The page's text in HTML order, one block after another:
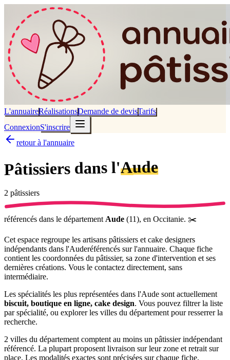
L'annuaireRéalisationsDemande de devisTarifs
ConnexionS'inscrire
retour à l'annuaire
Pâtissiers dans l'Aude
2 pâtissiers
référencés dans le département Aude (11), en Occitanie. ✂️
Cet espace regroupe les artisans pâtissiers et cake designers
indépendants dans l'Auderéférencés sur l'annuaire. Chaque fiche
contient les coordonnées du pâtissier, sa zone d'intervention et ses
dernières créations. Vous le contactez directement, sans
intermédiaire.
Les spécialités les plus représentées dans l'Aude sont actuellement
biscuit, boutique en ligne, cake design. Vous pouvez filtrer la liste
par spécialité, ou explorer les villes du département pour resserrer la
recherche.
2 villes du département comptent au moins un pâtissier indépendant
référencé. La plupart proposent livraison sur leur zone et retrait sur
place. Les modalités exactes sont précisées sur chaque fiche.